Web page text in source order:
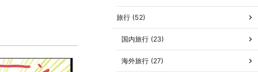
旅行 (52)
国内旅行 (23)
海外旅行 (27)